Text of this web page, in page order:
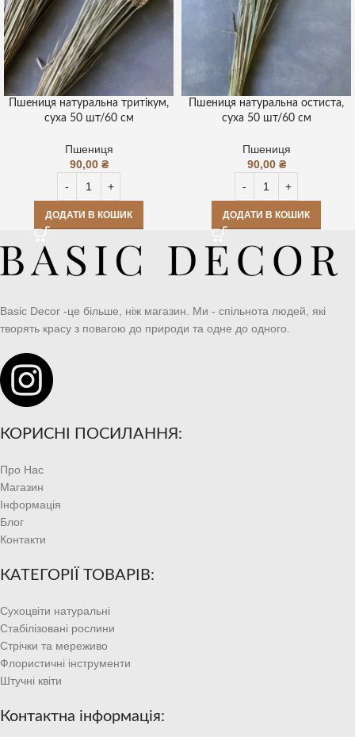
Пшениця натуральна тритікум,
суха 50 шт/60 см
Пшениця
90,00 ₴
ДОДАТИ В КОШИК
Пшениця натуральна остиста,
суха 50 шт/60 см
Пшениця
90,00 ₴
ДОДАТИ В КОШИК
Basic Decor -це більше, ніж магазин. Ми - спільнота людей, які
творять красу з повагою до природи та одне до одного.
КОРИСНІ ПОСИЛАННЯ:
Про Нас
Магазин
Інформація
Блог
Контакти
КАТЕГОРІЇ ТОВАРІВ:
Сухоцвіти натуральні
Стабілізовані рослини
Стрічки та мереживо
Флористичні інструменти
Штучні квіти
Контактна інформація: